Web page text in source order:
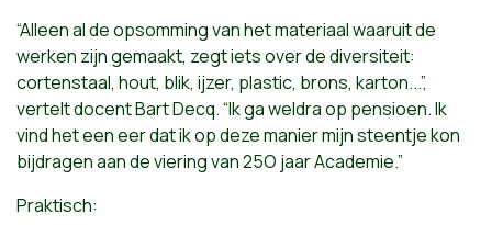
“Alleen al de opsomming van het materiaal waaruit de
werken zijn gemaakt, zegt iets over de diversiteit:
cortenstaal, hout, blik, ijzer, plastic, brons, karton...”,
vertelt docent Bart Decq. “Ik ga weldra op pensioen. Ik
vind het een eer dat ik op deze manier mijn steentje kon
bijdragen aan de viering van 25O jaar Academie.”
Praktisch: